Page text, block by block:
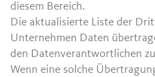
diesem Bereich.
Die aktualisierte Liste der
Unternehmen Daten
den Datenverantwortlichen
Wenn eine solche